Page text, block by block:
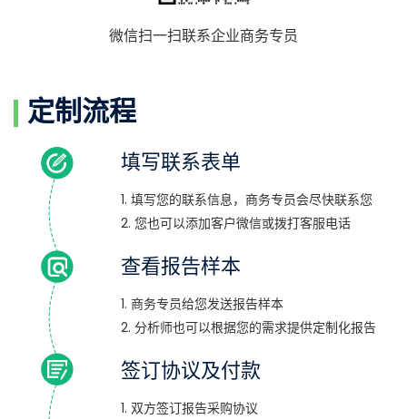
微信扫一扫联系企业商务专员
定制流程
填写联系表单
1. 填写您的联系信息，商务专员会尽快联系您
2. 您也可以添加客户微信或拨打客服电话
查看报告样本
1. 商务专员给您发送报告样本
2. 分析师也可以根据您的需求提供定制化报告
签订协议及付款
1. 双方签订报告采购协议